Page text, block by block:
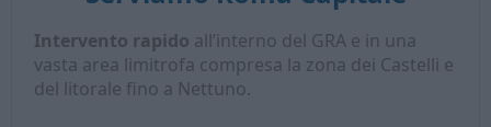
Intervento rapido all’interno del GRA e in una
vasta area limitrofa compresa la zona dei Castelli e
del litorale fino a Nettuno.